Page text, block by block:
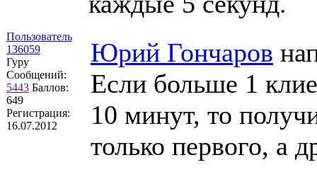
Пользователь
136059
Гуру
Сообщений:
5443 Баллов:
649
Регистрация:
16.07.2012
Юрий Гончаров
Если больше 1
10 минут, то
только первого, а